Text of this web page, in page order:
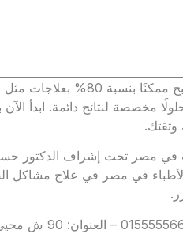
في مصر تحت إشراف الدكتور حسن
في مصر في علاج مشاكل